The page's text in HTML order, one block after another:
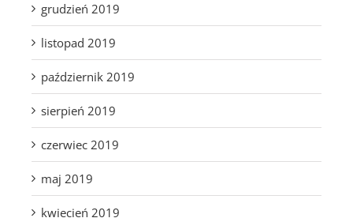
grudzień 2019
listopad 2019
październik 2019
sierpień 2019
czerwiec 2019
maj 2019
kwiecień 2019